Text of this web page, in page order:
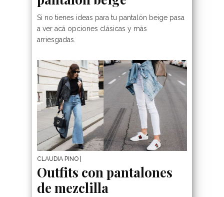
Si no tienes ideas para tu pantalón beige pasa
a ver acá opciones clásicas y más
arriesgadas.
CLAUDIA PINO
Outfits con pantalones
de mezclilla